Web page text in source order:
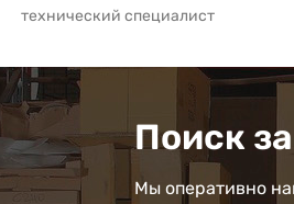
технический специалист
Поиск
Мы оперативно